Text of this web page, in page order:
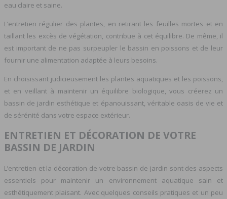
eau claire et saine.
L’entretien régulier des plantes, en retirant les feuilles mortes et en
taillant les excès de végétation, contribue à cet équilibre. De même, il
est important de ne pas surpeupler le bassin en poissons et de leur
fournir une alimentation adaptée à leurs besoins.
En choisissant judicieusement les plantes aquatiques et les poissons,
et en veillant à maintenir un équilibre biologique, vous créerez un
bassin de jardin esthétique et épanouissant, véritable oasis de vie et
de sérénité dans votre espace extérieur.
ENTRETIEN ET DÉCORATION DE VOTRE
BASSIN DE JARDIN
L’entretien et la décoration de votre bassin de jardin sont des aspects
essentiels pour maintenir un environnement aquatique sain et
esthétiquement plaisant. Avec quelques conseils pratiques et un peu